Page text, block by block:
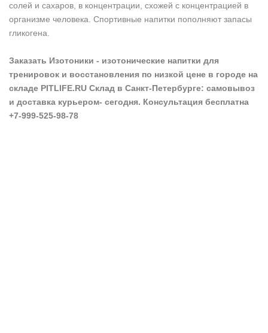
солей и сахаров, в концентрации, схожей с концентрацией в
организме человека. Спортивные напитки пополняют запасы
гликогена.
Заказать Изотоники - изотонические напитки для
тренировок и восстановления по низкой цене в городе на
складе PITLIFE.RU Склад в Санкт-Петербурге: самовывоз
и доставка курьером- сегодня. Консультация бесплатна
+7-999-525-98-78